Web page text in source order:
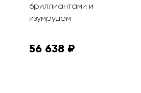
бриллиантами и
изумрудом
56 638 ₽